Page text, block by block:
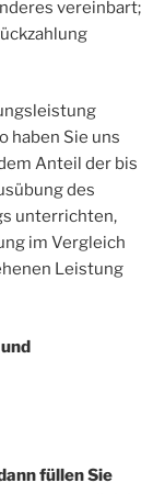
vereinbart;
haben Sie uns
Anteil der bis
des
unterrichten,
im Vergleich
Leistung
füllen Sie